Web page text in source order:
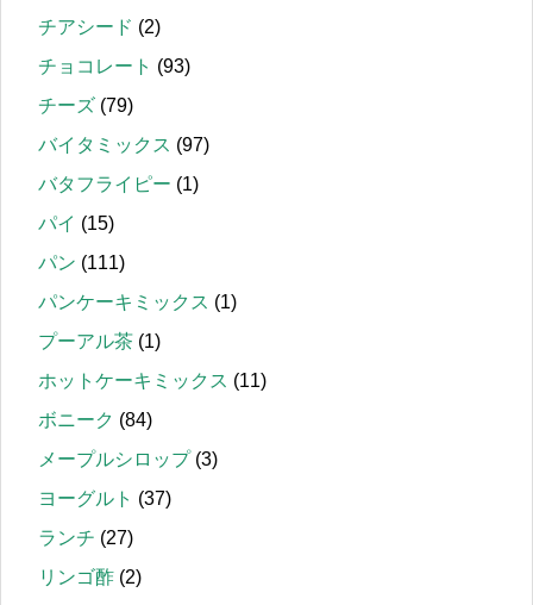
チアシード (2)
チョコレート (93)
チーズ (79)
バイタミックス (97)
バタフライピー (1)
パイ (15)
パン (111)
パンケーキミックス (1)
プーアル茶 (1)
ホットケーキミックス (11)
ボニーク (84)
メープルシロップ(3)
ヨーグルト (37)
ランチ (27)
リンゴ酢 (2)